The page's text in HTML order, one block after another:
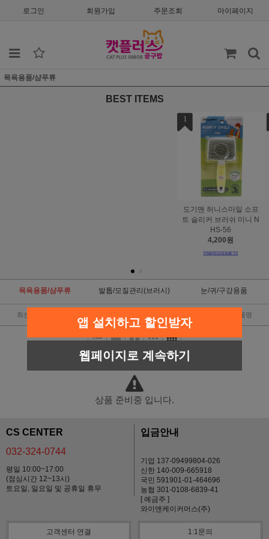
로그인 회원가입 주문조회 마이페이지
목욕용품/샴푸류
BEST ITEMS
도기맨 허니스마일 참빗
NHS-65
3
도기맨
러
목욕용품/샴푸류 발톱/모질관리(브러시) 눈/귀/구강용품
최신순 상품명
상품 준비중 입니다.
CS CENTER
032-324-0744
평일 10:00~17:00
(점심시간 12~13시)
토요일, 일요일 및 공휴일 휴무
입금안내
기업 137-09499804-026
신한 140-009-665918
국민 591901-01-464696
농협 301-0108-6839-41
[ 예금주 ]
와이앤케이커머스(주)
고객센터 연결 1:1문의
앱 설치하고 할인받자
웹페이지로 계속하기